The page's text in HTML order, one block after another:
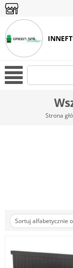
Menu
menu
menu
Strona
menu
Sortuj alfabetycznie
menu